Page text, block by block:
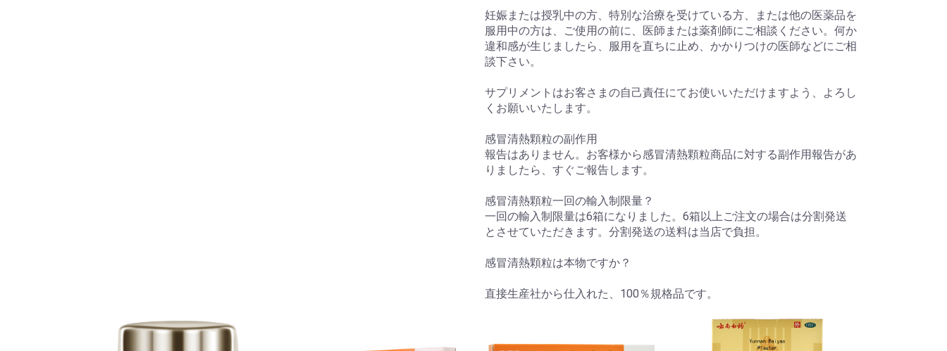
妊娠または授乳中の方、特別な治療を受けている方、または他の医薬品を
服用中の方は、ご使用の前に、医師または薬剤師にご相談ください。何か
違和感が生じましたら、服用を直ちに止め、かかりつけの医師などにご相
談下さい。
サプリメントはお客さまの自己責任にてお使いいただけますよう、よろし
くお願いいたします。
感冒清熱顆粒の副作用
報告はありません。お客様から感冒清熱顆粒商品に対する副作用報告があ
りましたら、すぐご報告します。
感冒清熱顆粒一回の輸入制限量？
一回の輸入制限量は6箱になりました。6箱以上ご注文の場合は分割発送
とさせていただきます。分割発送の送料は当店で負担。
感冒清熱顆粒は本物ですか？
直接生産社から仕入れた、100％規格品です。